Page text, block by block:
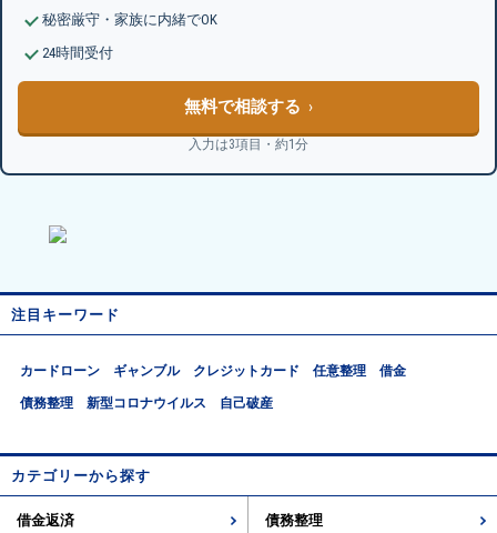
秘密厳守・家族に内緒でOK
24時間受付
無料で相談する
入力は3項目・約1分
注目キーワード
カードローン ギャンブル クレジットカード 任意整理 借金
債務整理 新型コロナウイルス 自己破産
カテゴリーから探す
借金返済 債務整理